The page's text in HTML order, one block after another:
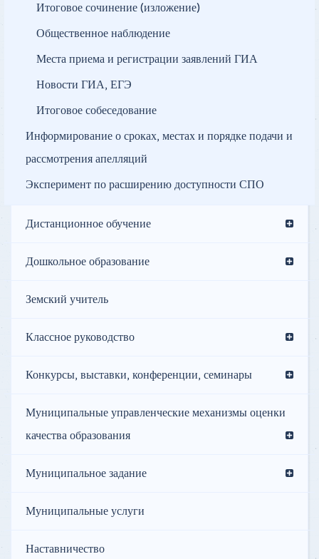
Итоговое сочинение (изложение)
Общественное наблюдение
Места приема и регистрации заявлений ГИА
Новости ГИА, ЕГЭ
Итоговое собеседование
Информирование о сроках, местах и порядке подачи и
рассмотрения апелляций
Эксперимент по расширению доступности СПО
Дистанционное обучение
Дошкольное образование
Земский учитель
Классное руководство
Конкурсы, выставки, конференции, семинары
Муниципальные управленческие механизмы оценки
качества образования
Муниципальное задание
Муниципальные услуги
Наставничество